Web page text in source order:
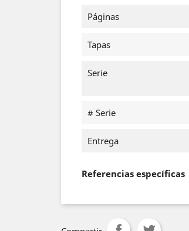
Páginas
Tapas
Serie
# Serie
Entrega
Referencias específicas